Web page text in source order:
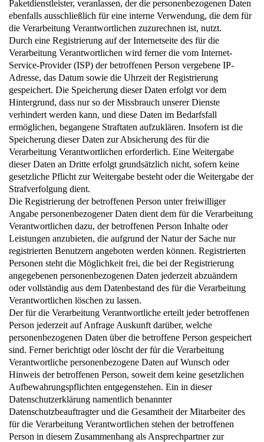
Paketdienstleister, veranlassen, der die personenbezogenen Daten
ebenfalls ausschließlich für eine interne Verwendung, die dem für
die Verarbeitung Verantwortlichen zuzurechnen ist, nutzt.
Durch eine Registrierung auf der Internetseite des für die
Verarbeitung Verantwortlichen wird ferner die vom Internet-
Service-Provider (ISP) der betroffenen Person vergebene IP-
Adresse, das Datum sowie die Uhrzeit der Registrierung
gespeichert. Die Speicherung dieser Daten erfolgt vor dem
Hintergrund, dass nur so der Missbrauch unserer Dienste
verhindert werden kann, und diese Daten im Bedarfsfall
ermöglichen, begangene Straftaten aufzuklären. Insofern ist die
Speicherung dieser Daten zur Absicherung des für die
Verarbeitung Verantwortlichen erforderlich. Eine Weitergabe
dieser Daten an Dritte erfolgt grundsätzlich nicht, sofern keine
gesetzliche Pflicht zur Weitergabe besteht oder die Weitergabe der
Strafverfolgung dient.
Die Registrierung der betroffenen Person unter freiwilliger
Angabe personenbezogener Daten dient dem für die Verarbeitung
Verantwortlichen dazu, der betroffenen Person Inhalte oder
Leistungen anzubieten, die aufgrund der Natur der Sache nur
registrierten Benutzern angeboten werden können. Registrierten
Personen steht die Möglichkeit frei, die bei der Registrierung
angegebenen personenbezogenen Daten jederzeit abzuändern
oder vollständig aus dem Datenbestand des für die Verarbeitung
Verantwortlichen löschen zu lassen.
Der für die Verarbeitung Verantwortliche erteilt jeder betroffenen
Person jederzeit auf Anfrage Auskunft darüber, welche
personenbezogenen Daten über die betroffene Person gespeichert
sind. Ferner berichtigt oder löscht der für die Verarbeitung
Verantwortliche personenbezogene Daten auf Wunsch oder
Hinweis der betroffenen Person, soweit dem keine gesetzlichen
Aufbewahrungspflichten entgegenstehen. Ein in dieser
Datenschutzerklärung namentlich benannter
Datenschutzbeauftragter und die Gesamtheit der Mitarbeiter des
für die Verarbeitung Verantwortlichen stehen der betroffenen
Person in diesem Zusammenhang als Ansprechpartner zur